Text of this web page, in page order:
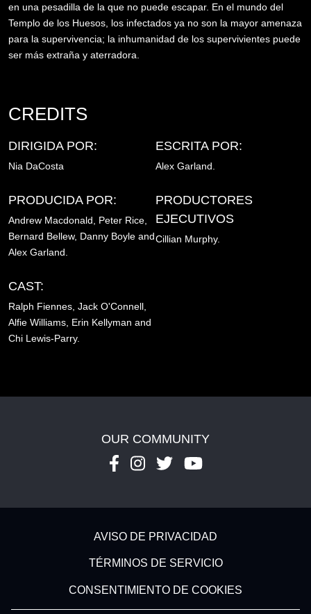
en una pesadilla de la que no puede escapar. En el mundo del
Templo de los Huesos, los infectados ya no son la mayor amenaza
para la supervivencia; la inhumanidad de los supervivientes puede
ser más extraña y aterradora.
CREDITS
DIRIGIDA POR:
Nia DaCosta
ESCRITA POR:
Alex Garland.
PRODUCIDA POR:
Andrew Macdonald,
Peter Rice,
Bernard Bellew, Danny Boyle and
Alex Garland.
PRODUCTORES
EJECUTIVOS
Cillian Murphy.
CAST:
Ralph Fiennes, Jack O'Connell,
Alfie Williams, Erin Kellyman and
Chi Lewis-Parry.
OUR COMMUNITY
Footer - SubfooterAVISO DE PRIVACIDAD
TÉRMINOS DE SERVICIO
CONSENTIMIENTO DE COOKIES